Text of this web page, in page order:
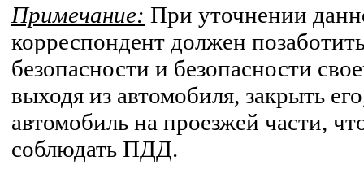
Примечание: При уточнении
корреспондент должен
безопасности и безопасности
выходя из автомобиля, закрыть
автомобиль на проезжей части,
соблюдать ПДД.